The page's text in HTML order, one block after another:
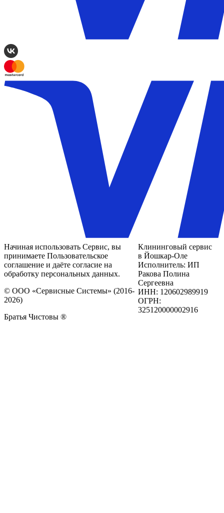
Начиная использовать Сервис, вы
принимаете Пользовательское
соглашение и даёте согласие на
обработку персональных данных.
© ООО «Сервисные Системы» (2016-
2026)
Братья Чистовы ®
Клининговый сервис
в Йошкар-Оле
Исполнитель: ИП
Ракова Полина
Сергеевна
ИНН: 120602989919
ОГРН:
325120000002916